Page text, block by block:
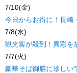
7/10(金)
今日からお得に！長崎
7/8(水)
観光客が殺到！異彩を
7/7(火)
豪華そば御膳に珍しい